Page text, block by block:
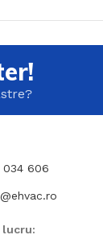
034 606
lucru: